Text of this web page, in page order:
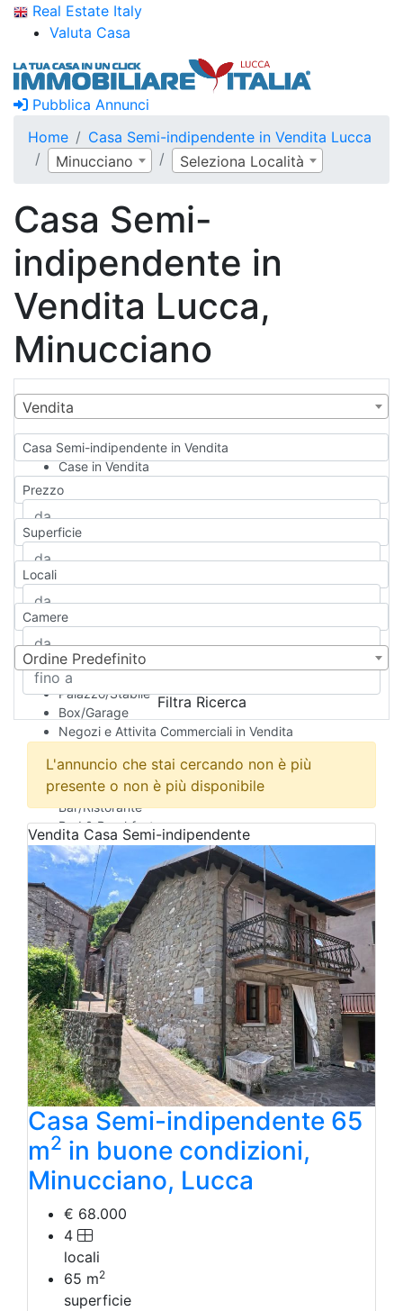
Real Estate Italy
Valuta Casa
Pubblica Annunci
Home
Casa Semi-indipendente in Vendita Lucca
Minucciano
Seleziona Località
Casa Semi-
indipendente in
Vendita Lucca,
Minucciano
Vendita
Casa Semi-indipendente in Vendita
Case in Vendita
Qualsiasi
Appartamento
Casa indipendente
Casa Semi-indipendente
Attico/Mansarda
Rustico/Casale
Camera d'Albergo
Multiproprietà
Palazzo/Stabile
Box/Garage
Negozi e Attivita Commerciali in Vendita
Attività/Licenza Commerciale
Azienda Agricola
Bar/Ristorante
Bed & Breakfast
Albergo
Laboratorio Artigianale
Negozio/locale commerciale
Agriturismo
Magazzini
Capannoni
Uffici
Terreni in Vendita
Qualsiasi
Terreno edificabile
Terreno
Prezzo
Superficie
Locali
Camere
Ordine Predefinito
Filtra Ricerca
L'annuncio che stai cercando non è più
presente o non è più disponibile
Vendita Casa Semi-indipendente
Casa Semi-indipendente 65
m2 in buone condizioni,
Minucciano, Lucca
€ 68.000
4
locali
65 m2
superficie